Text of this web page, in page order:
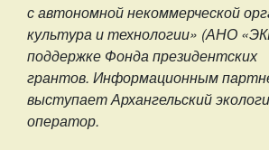
с автономной некоммерческой
культура и технологии» (АНО
поддержке Фонда президентских
грантов. Информационным
выступает Архангельский
оператор.